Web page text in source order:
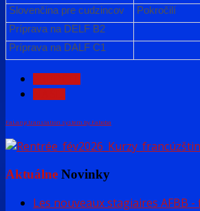
Slovenčina pre cudzincov
Pokročilí
Príprava na DELF B2
Príprava na DALF C1
FaLang translation system by Faboba
Aktuálne Novinky
Les nouveaux stagiaires AFBB -